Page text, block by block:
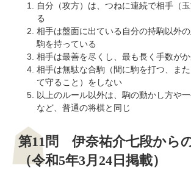
自分（攻方）は、つねに連続で相手（
る
相手は盤面に出ている自分の持駒以外
駒を持っている
相手は最善を尽くし、最も長く手数が
相手は無駄な合駒（間に駒を打つ、ま
て守ること）をしない
以上のルール以外は、駒の動かし方や
など、普通の将棋と同じ
第11問 伊奈祐介七段から
（令和5年3月24日掲載）